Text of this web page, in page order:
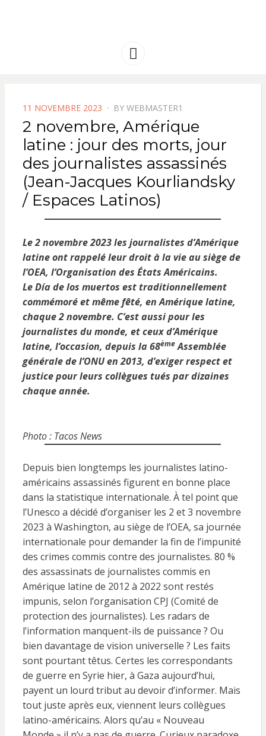
AMERIQUE
Menu
POSTED
ON
11 NOVEMBRE 2023 BY WEBMASTER1
2 novembre, Amérique
latine : jour des morts, jour
des journalistes assassinés
(Jean-Jacques Kourliandsky
/ Espaces Latinos)
Le 2 novembre 2023 les journalistes d’Amérique
latine ont rappelé leur droit à la vie au siège de
l’OEA, l’Organisation des États Américains.
Le Día de los muertos est traditionnellement
commémoré et même fêté, en Amérique latine,
chaque 2 novembre. C’est aussi pour les
journalistes du monde, et ceux d’Amérique
latine, l’occasion, depuis la 68èmeAssemblée
générale de l’ONU en 2013, d’exiger respect et
justice pour leurs collègues tués par dizaines
chaque année.
Photo : Tacos News
Depuis bien longtemps les journalistes latino-
américains assassinés figurent en bonne place
dans la statistique internationale. À tel point que
l’Unesco a décidé d’organiser les 2 et 3 novembre
2023 à Washington, au siège de l’OEA, sa journée
internationale pour demander la fin de l’impunité
des crimes commis contre des journalistes. 80 %
des assassinats de journalistes commis en
Amérique latine de 2012 à 2022 sont restés
impunis, selon l’organisation CPJ (Comité de
protection des journalistes). Les radars de
l’information manquent-ils de puissance ? Ou
bien davantage de vision universelle ? Les faits
sont pourtant têtus. Certes les correspondants
de guerre en Syrie hier, à Gaza aujourd’hui,
payent un lourd tribut au devoir d’informer. Mais
tout juste après eux, viennent leurs collègues
latino-américains. Alors qu’au « Nouveau